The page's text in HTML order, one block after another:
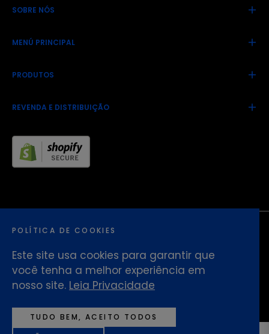
SOBRE NÓS
MENÚ PRINCIPAL
PRODUTOS
REVENDA E DISTRIBUIÇÃO
© 2026, HYDRATE Brasil. Desenvolvido por
POLÍTICA DE COOKIES
Este site usa cookies para garantir que
você tenha a melhor experiência em
nosso site. Leia Privacidade
TUDO BEM, ACEITO TODOS